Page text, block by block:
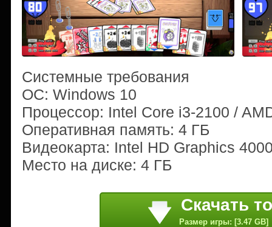
Системные требования
ОС: Windows 10
Процессор: Intel Core i3-2100 /
Оперативная память: 4 ГБ
Видеокарта: Intel HD Graphics
Место на диске: 4 ГБ
Скачать
Размер игры: [3.47 GB]